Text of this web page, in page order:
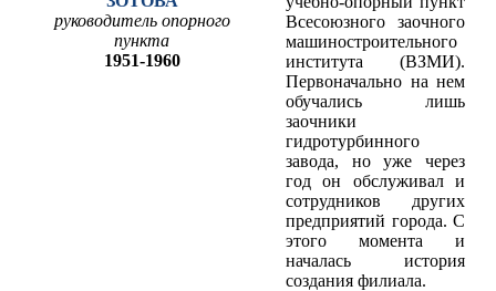
руководитель опорного
пункта
1951-1960
Всесоюзного заочного
машиностроительного
института (ВЗМИ).
Первоначально на нем
обучались лишь
заочники
гидротурбинного
завода, но уже через
год он обслуживал и
сотрудников других
предприятий города. С
этого момента и
началась история
создания филиала.